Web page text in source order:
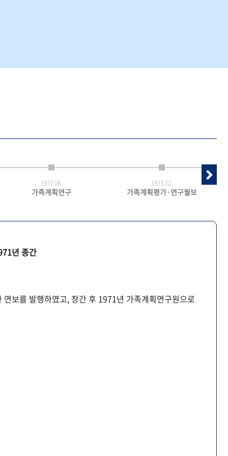
1972.08.
가족계획연구
1973.02.
가족계획평가·연구월보
년 종간
보를 발행하였고, 창간 후 1971년 가족계획연구원으로